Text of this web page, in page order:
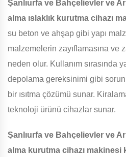
Şanlıurfa ve Bahçelievler ve
alma ıslaklık kurutma cihazı
su beton ve ahşap gibi yapı
malzemelerin zayıflamasına ve
neden olur. Kullanım sırasında
depolama gereksinimi gibi
bir ısıtma çözümü sunar.
teknoloji ürünü cihazlar sunar.
Şanlıurfa ve Bahçelievler ve
alma kurutma cihazı makinesi